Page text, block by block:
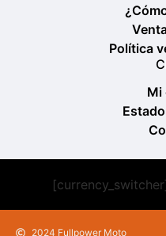
Política
Mi
2024 Fullpower Moto